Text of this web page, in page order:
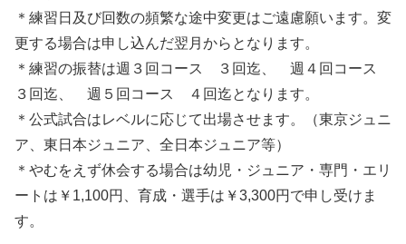
＊練習日及び回数の頻繁な途中変更はご遠慮願います。変
更する場合は申し込んだ翌月からとなります。
＊練習の振替は週３回コース ３回迄、 週４回コース
３回迄、 週５回コース ４回迄となります。
＊公式試合はレベルに応じて出場させます。（東京ジュニ
ア、東日本ジュニア、全日本ジュニア等）
＊やむをえず休会する場合は幼児・ジュニア・専門・エリ
ートは￥1,100円、育成・選手は￥3,300円で申し受けま
す。